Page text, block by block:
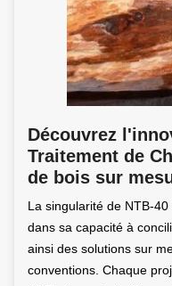
Découvrez
Traitement de
de bois sur
La singularité de NTB-
dans sa capacité à
ainsi des solutions sur
conventions. Chaque